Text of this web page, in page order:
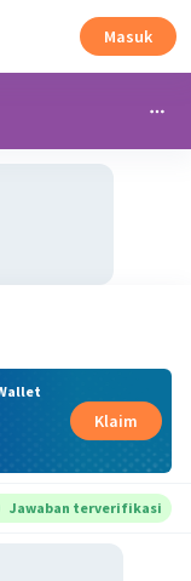
Masuk
Klaim
Jawaban terverifikasi